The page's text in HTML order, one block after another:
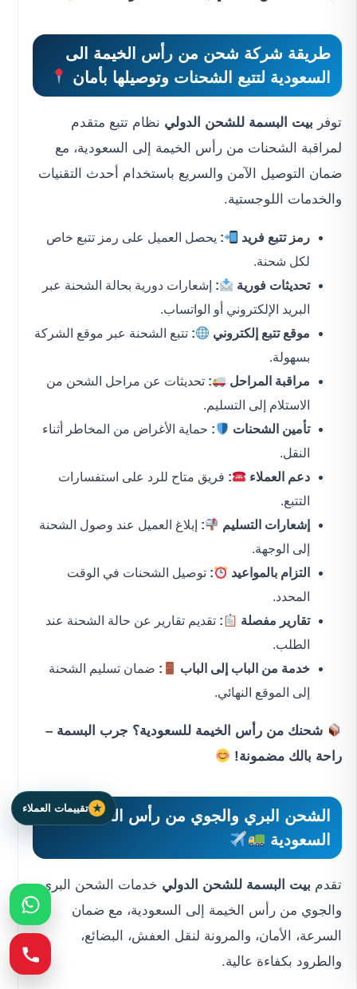
طريقة شركة شحن من رأس الخيمة الى
السعودية لتتبع الشحنات وتوصيلها بأمان
توفر بيت البسمة للشحن الدولي نظام تتبع متقدم
لمراقبة الشحنات من رأس الخيمة إلى السعودية، مع
ضمان التوصيل الآمن والسريع باستخدام أحدث التقنيات
والخدمات اللوجستية.
رمز تتبع فريد : يحصل العميل على رمز تتبع خاص
لكل شحنة.
تحديثات فورية
: إشعارات دورية بحالة الشحنة عبر
البريد الإلكتروني أو الواتساب.
موقع تتبع إلكتروني
: تتبع الشحنة عبر موقع الشركة
بسهولة.
مراقبة المراحل
: تحديثات عن مراحل الشحن من
الاستلام إلى التسليم.
تأمين الشحنات
: حماية الأغراض من المخاطر أثناء
النقل.
دعم العملاء
: فريق متاح للرد على استفسارات
التتبع.
إشعارات التسليم
: إبلاغ العميل عند وصول الشحنة
إلى الوجهة.
التزام بالمواعيد
: توصيل الشحنات في الوقت
المحدد.
تقارير مفصلة
: تقديم تقارير عن حالة الشحنة عند
الطلب.
خدمة من الباب إلى الباب
: ضمان تسليم الشحنة
إلى الموقع النهائي.
شحنك من رأس الخيمة للسعودية؟ جرب البسمة –
راحة بالك مضمونة!
الشحن البري والجوي من رأس الخيمة إلى
السعودية
تقدم بيت البسمة للشحن الدولي خدمات الشحن البري
والجوي من رأس الخيمة إلى السعودية، مع ضمان
السرعة، الأمان، والمرونة لنقل العفش، البضائع،
والطرود بكفاءة عالية.
تقييمات العملاء